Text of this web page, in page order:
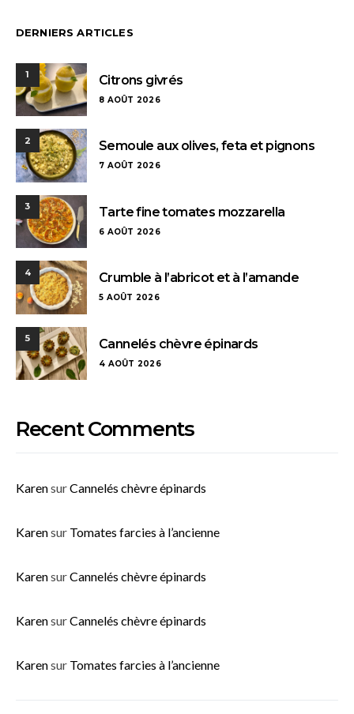
DERNIERS ARTICLES
1 Citrons givrés
8 AOÛT 2026
2 Semoule aux olives, feta et pignons
7 AOÛT 2026
3 Tarte fine tomates mozzarella
6 AOÛT 2026
4 Crumble à l’abricot et à l’amande
5 AOÛT 2026
5 Cannelés chèvre épinards
4 AOÛT 2026
Recent Comments
KarensurCannelés chèvre épinards
Karensur Tomates farcies à l’ancienne
KarensurCannelés chèvre épinards
KarensurCannelés chèvre épinards
Karensur Tomates farcies à l’ancienne